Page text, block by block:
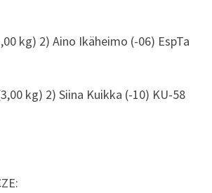
kg) 2) Aino Ikäheimo (-06) EspTa
kg) 2) Siina Kuikka (-10) KU-58